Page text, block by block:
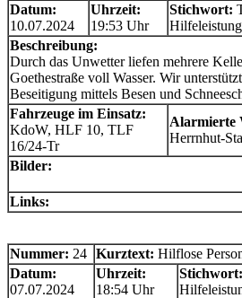
Datum:
10.07.2024
Uhrzeit:
19:53 Uhr
Stichwort:
Beschreibung:
Durch das Unwetter liefen mehrere
Goethestraße voll Wasser. Wir
Beseitigung mittels Besen und
Fahrzeuge im Einsatz:
KdoW, HLF 10, TLF
16/24-Tr
Alarmierte
Herrnhut-
Bilder:
Links:
Nummer: 24 Kurztext: Hilflose
Datum:
07.07.2024
Uhrzeit:
18:54 Uhr
Stichwort: